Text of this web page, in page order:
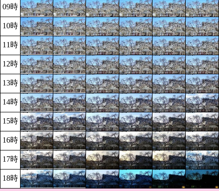
09時
10時
11時
12時
13時
14時
15時
16時
17時
18時